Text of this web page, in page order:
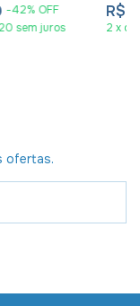
-42% OFF
sem juros 2 x de
ofertas.